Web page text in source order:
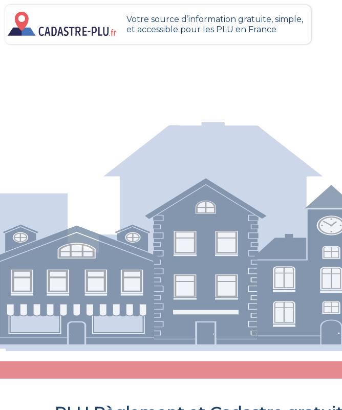
Votre source d’information gratuite, simple,
et accessible pour les PLU en France